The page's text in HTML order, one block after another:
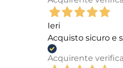
Ieri
Acquisto sicuro e
Acquirente